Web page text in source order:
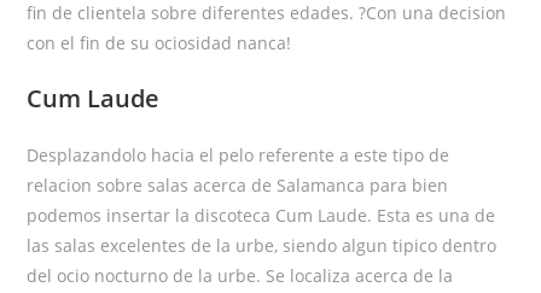
fin de clientela sobre diferentes edades. ?Con una decision
con el fin de su ociosidad nanca!
Cum Laude
Desplazandolo hacia el pelo referente a este tipo de
relacion sobre salas acerca de Salamanca para bien
podemos insertar la discoteca Cum Laude. Esta es una de
las salas excelentes de la urbe, siendo algun tipico dentro
del ocio nocturno de la urbe. Se localiza acerca de la